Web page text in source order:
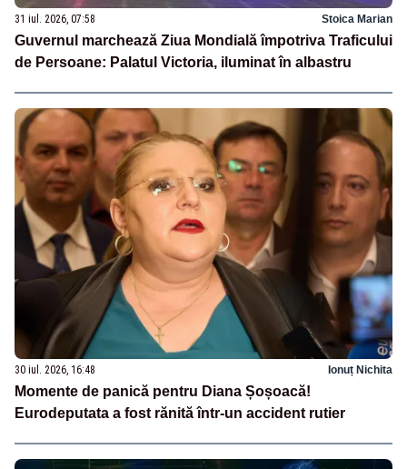
31 iul. 2026, 07:58 Stoica Marian
Guvernul marchează Ziua Mondială împotriva Traficului
de Persoane: Palatul Victoria, iluminat în albastru
30 iul. 2026, 16:48 Ionuț Nichita
Momente de panică pentru Diana Șoșoacă!
Eurodeputata a fost rănită într-un accident rutier